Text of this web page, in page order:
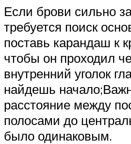
Если брови сильно
требуется поиск
поставь карандаш к
чтобы он проходил
внутренний уголок
найдешь
расстояние между
полосами до
было одинаковым.